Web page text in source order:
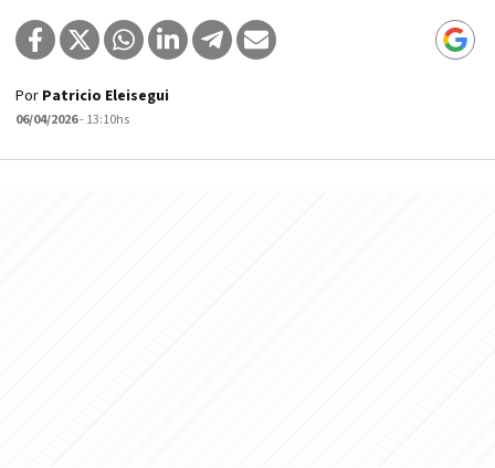
Por Patricio Eleisegui
06/04/2026- 13:10hs